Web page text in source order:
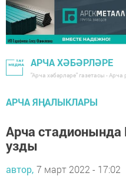
АРЧА ХӘБӘРЛӘРЕ
"Арча хәбәрләре" газетасы -
АРЧА ЯҢАЛЫКЛАРЫ
Арча
узды
автор, 7 март 2022 - 17:02